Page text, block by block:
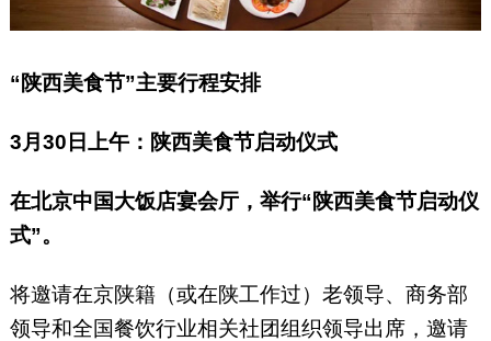
“陕西美食节”主要行程安排
3月30日上午：陕西美食节启动仪式
在北京中国大饭店宴会厅，举行“陕西美食节启动仪
式”。
将邀请在京陕籍（或在陕工作过）老领导、商务部
领导和全国餐饮行业相关社团组织领导出席，邀请